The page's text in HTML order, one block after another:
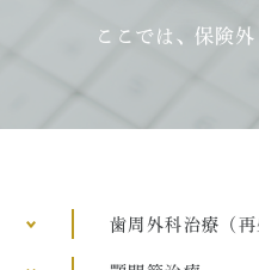
医院紹介
よくある質問
症例集
ここでは、保険
歯周外科治療（再